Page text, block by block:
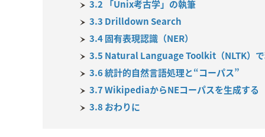
3.2 「Unix考古学」の執筆
3.3 Drilldown Search
3.4 固有表現認識（NER）
3.5 Natural Language Toolkit（NLTK）で
3.6 統計的自然言語処理と“コーパス”
3.7 WikipediaからNEコーパスを生成する
3.8 おわりに